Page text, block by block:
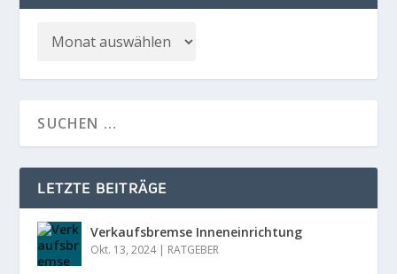
LETZTE BEITRÄGE
Verkaufsbremse Inneneinrichtung
Okt. 13, 2024| RATGEBER